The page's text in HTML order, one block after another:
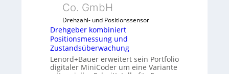
e
f
ü
r
d
i
u
l
e
b
i
Co. GmbH
Drehzahl- und Positionssensor
Drehgeber kombiniert
Positionsmessung und
Zustandsüberwachung
Lenord+Bauer erweitert sein Portfolio
digitaler MiniCoder um eine Variante